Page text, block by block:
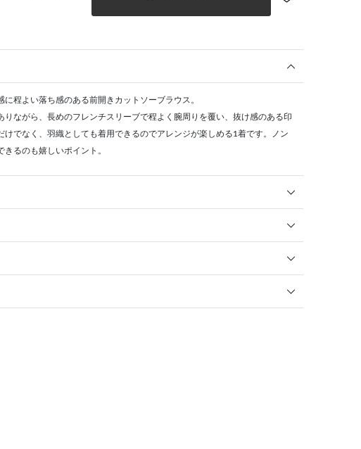
程よい落ち感のある前開きカットソーブラウス。
りながら、長めのフレンチスリーブで程よく腕周りを覆い、抜け感のある印
けでなく、羽織としても着用できるのでアレンジが楽しめる1着です。ノン
るのも嬉しいポイント。